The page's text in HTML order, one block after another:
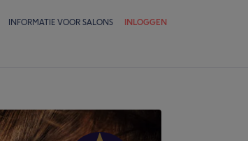
INFORMATIE VOOR SALONS INLOGGEN